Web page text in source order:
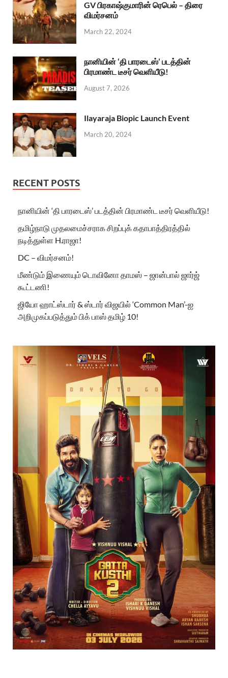
GV பிரகாஷ்குமாரின் ரெபெல் – திரை
விமர்சனம்
March 22, 2024
நானியின் ‘தி பாரடைஸ்’ படத்தின்
பிரமாண்ட டீசர் வெளியீடு!
August 7, 2026
Ilayaraja Biopic Launch Event
March 20, 2024
RECENT POSTS
நானியின் ‘தி பாரடைஸ்’ படத்தின் பிரமாண்ட டீசர் வெளியீடு!
தமிழ்நாடு முதலமைச்சராக சிறப்புக் கதாபாத்திரத்தில்
நடித்துள்ள H.ராஜா!
DC – விமர்சனம்!
மீண்டும் இணையும் டொவினோ தாமஸ் – ஜான்பால் ஜார்ஜ்
கூட்டணி!
ஜியோ ஹாட்ஸ்டார் & ஸ்டார் விஜயில் ‘Common Man’-ஐ
அறிமுகப்படுத்தும் பிக் பாஸ் தமிழ் 10!